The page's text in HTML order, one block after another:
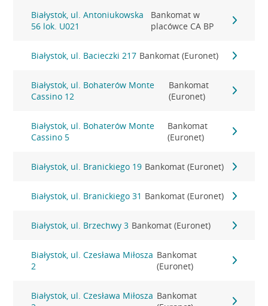
Białystok, ul. Antoniukowska
56 lok. U021
Bankomat w
placówce CA BP
Białystok, ul. Bacieczki 217 Bankomat (Euronet)
Białystok, ul. Bohaterów Monte
Cassino 12
Bankomat
(Euronet)
Białystok, ul. Bohaterów Monte
Cassino 5
Bankomat
(Euronet)
Białystok, ul. Branickiego 19 Bankomat (Euronet)
Białystok, ul. Branickiego 31 Bankomat (Euronet)
Białystok, ul. Brzechwy 3 Bankomat (Euronet)
Białystok, ul. Czesława Miłosza
2
Bankomat
(Euronet)
Białystok, ul. Czesława Miłosza Bankomat